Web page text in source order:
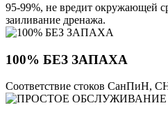
95-99%, не вредит окружающей
заиливание дренажа.
100% БЕЗ ЗАПАХА
Соответствие стоков СанПиН,